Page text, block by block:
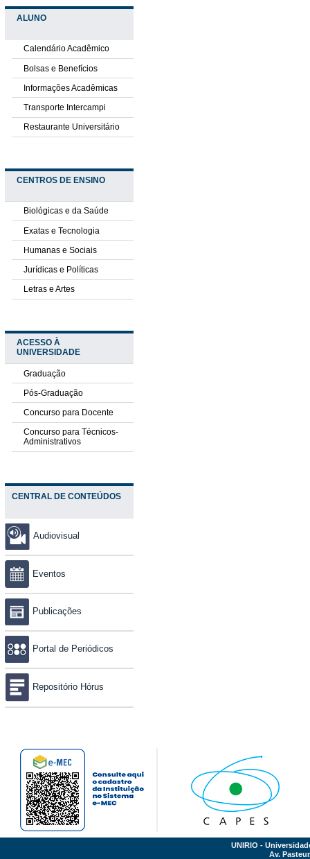
ALUNO
Calendário Acadêmico
Bolsas e Benefícios
Informações Acadêmicas
Transporte Intercampi
Restaurante Universitário
CENTROS DE ENSINO
Biológicas e da Saúde
Exatas e Tecnologia
Humanas e Sociais
Jurídicas e Políticas
Letras e Artes
ACESSO À
UNIVERSIDADE
Graduação
Pós-Graduação
Concurso para Docente
Concurso para Técnicos-
Administrativos
CENTRAL DE CONTEÚDOS
Audiovisual
Eventos
Publicações
Portal de Periódicos
Repositório Hórus
UNIRIO -
Av.